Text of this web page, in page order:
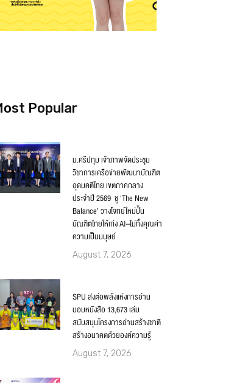
Most Popular
ม.ศรีปทุม เจ้าภาพจัดประชุม
วิชาการเครือข่ายพัฒนาบัณฑิต
อุดมคติไทย เขตภาคกลาง
ประจำปี 2569 ชู ‘The New
Balance’ วางโจทย์ใหม่ปั้น
บัณฑิตไทยให้เก่ง AI–ไม่ทิ้งคุณค่า
SPU ส่งต่อพลังแห่งการอ่าน
มอบหนังสือ 13,673 เล่ม
สนับสนุนโครงการอ่านสร้างชาติ